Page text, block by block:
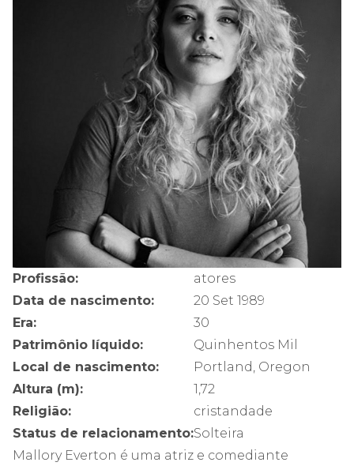
Profissão:
atores
Data de nascimento:
20 Set 1989
Era:
30
Patrimônio líquido:
Quinhentos Mil
Local de nascimento:
Portland, Oregon
Altura (m):
1,72
Religião:
cristandade
Status de relacionamento:Solteira
Mallory Everton é uma atriz e comediante